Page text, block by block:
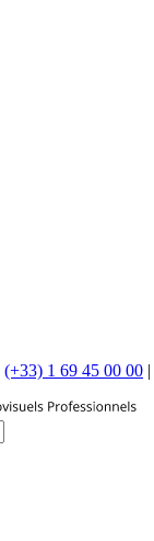
(+33) 1 69 45 00 00 |